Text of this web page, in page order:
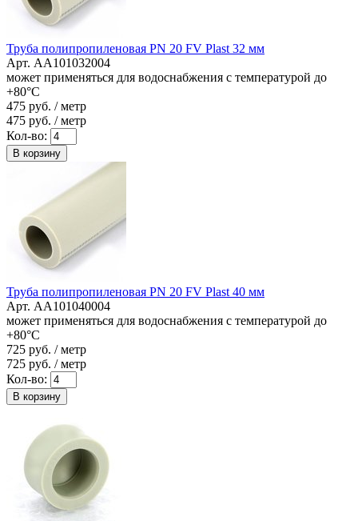
Труба полипропиленовая PN 20 FV Plast 32 мм
Арт. AA101032004
может применяться для водоснабжения с температурой до
+80°C
475 руб. / метр
475 руб. / метр
Кол-во:
В корзину
Труба полипропиленовая PN 20 FV Plast 40 мм
Арт. AA101040004
может применяться для водоснабжения с температурой до
+80°C
725 руб. / метр
725 руб. / метр
Кол-во:
В корзину